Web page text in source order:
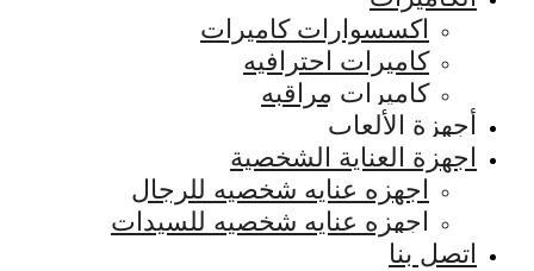
اكسسوارات كاميرات
كاميرات احترافيه
كاميرات مراقبه
أجهزة الألعاب
اجهزة العناية الشخصية
اجهزه عنايه شخصيه للرجال
اجهزه عنايه شخصيه للسيدات
اتصل بنا